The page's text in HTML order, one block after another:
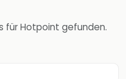
für Hotpoint gefunden.